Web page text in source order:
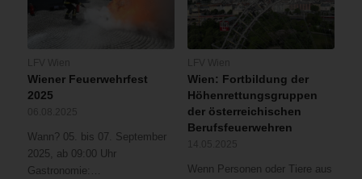
Wiener Feuerwehrfest
2025
Wann? 05. bis 07. September
2025, ab 09:00 Uhr
Gastronomie:…
Wien: Fortbildung der
Höhenrettungsgruppen
der österreichischen
Berufsfeuerwehren
Wenn Personen oder Tiere aus